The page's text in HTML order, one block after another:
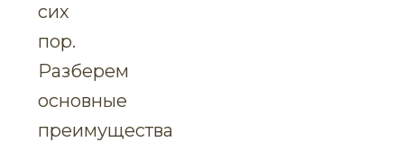
сих
пор.
Разберем
основные
преимущества